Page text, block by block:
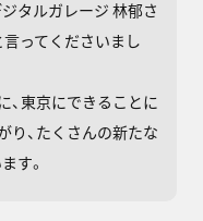
タルガレージ 林郁さ
言ってくださいまし
、東京にできることに
り、たくさんの新たな
す。